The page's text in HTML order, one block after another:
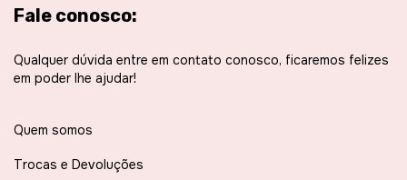
Fale conosco:
Qualquer dúvida entre em contato conosco, ficaremos felizes
em poder lhe ajudar!
Quem somos
Trocas e Devoluções